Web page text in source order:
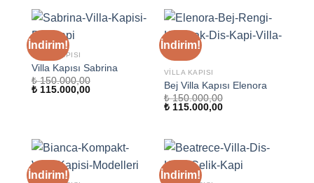
İndirim!
VILLA KAPISI
Villa Kapısı Sabrina
₺150.000,00
Orijinal
₺115.000,00Şu
İndirim!
VILLA KAPISI
Bej Villa Kapısı Elenora
₺150.000,00
Orijinal
₺115.000,00Şu
İndirim! İndirim!